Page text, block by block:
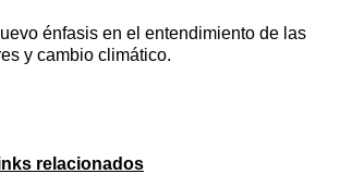
énfasis en el entendimiento de las
y cambio climático.
relacionados